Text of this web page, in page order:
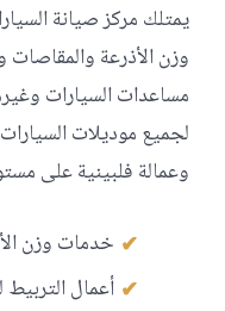
يمتلك مركز صيانة
وزن الأذرعة
مساعدات السيارات
لجميع موديلات
وعمالة فلبينية على
خدمات وزن
أعمال التربيط